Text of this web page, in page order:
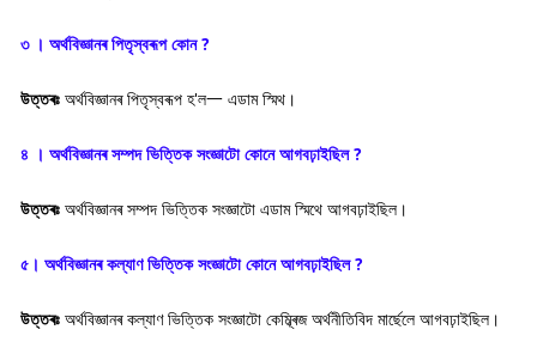
৩ । অর্থবিজ্ঞানৰ পিতৃস্বৰূপ কোন ?
উত্তৰঃ অৰ্থবিজ্ঞানৰ পিতৃস্বৰূপ হ'ল一 এডাম স্মিথ।
৪ । অর্থবিজ্ঞানৰ সম্পদ ভিত্তিক সংজ্ঞাটো কোনে আগবঢ়াইছিল ?
উত্তৰঃ অৰ্থবিজ্ঞানৰ সম্পদ ভিত্তিক সংজ্ঞাটো এডাম স্মিথে আগবঢ়াইছিল।
৫। অর্থবিজ্ঞানৰ কল্যাণ ভিত্তিক সংজ্ঞাটো কোনে আগবঢ়াইছিল ?
উত্তৰঃ অৰ্থবিজ্ঞানৰ কল্যাণ ভিত্তিক সংজ্ঞাটো কেম্ব্ৰিজ অৰ্থনীতিবিদ মাৰ্ছেলে আগবঢ়াইছিল।